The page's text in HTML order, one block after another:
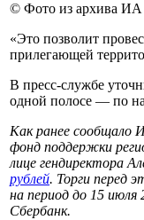
© Фото из архива ИА
«Это позволит
прилегающей
В пресс-службе
одной полосе — по
Как ранее сообщало
фонд поддержки
лице гендиректора
рублей. Торги перед
на период до 15 июля
Сбербанк.